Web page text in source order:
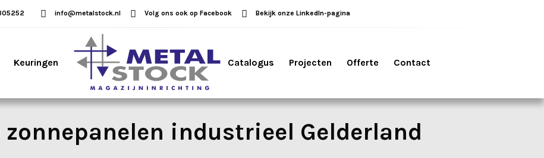
info@metalstock.nl Volg ons ook op Facebook Bekijk onze LinkedIn-pagina
Keuringen Catalogus Projecten Offerte Contact
industrieel Gelderland